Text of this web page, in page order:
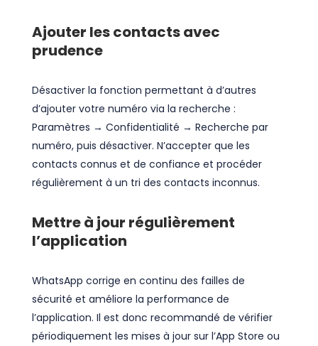
Ajouter les contacts avec
prudence
Désactiver la fonction permettant à d’autres
d’ajouter votre numéro via la recherche :
Paramètres → Confidentialité → Recherche par
numéro, puis désactiver. N’accepter que les
contacts connus et de confiance et procéder
régulièrement à un tri des contacts inconnus.
Mettre à jour régulièrement
l’application
WhatsApp corrige en continu des failles de
sécurité et améliore la performance de
l’application. Il est donc recommandé de vérifier
périodiquement les mises à jour sur l’App Store ou